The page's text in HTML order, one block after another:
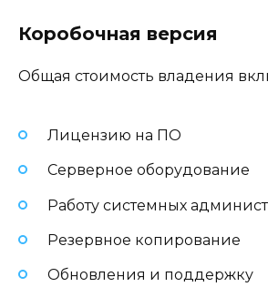
Коробочная версия
Общая стоимость владения
Лицензию на ПО
Серверное оборудование
Работу системных
Резервное копирование
Обновления и поддержку